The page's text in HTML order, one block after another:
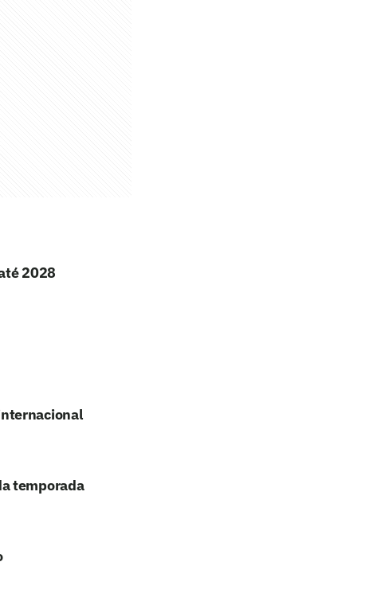
2028
temporada